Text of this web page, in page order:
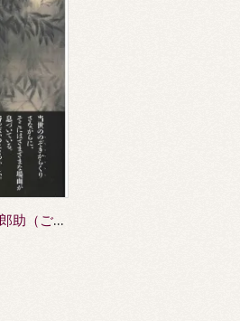
横沢哲彦句集 五郎助（ごろすけ）